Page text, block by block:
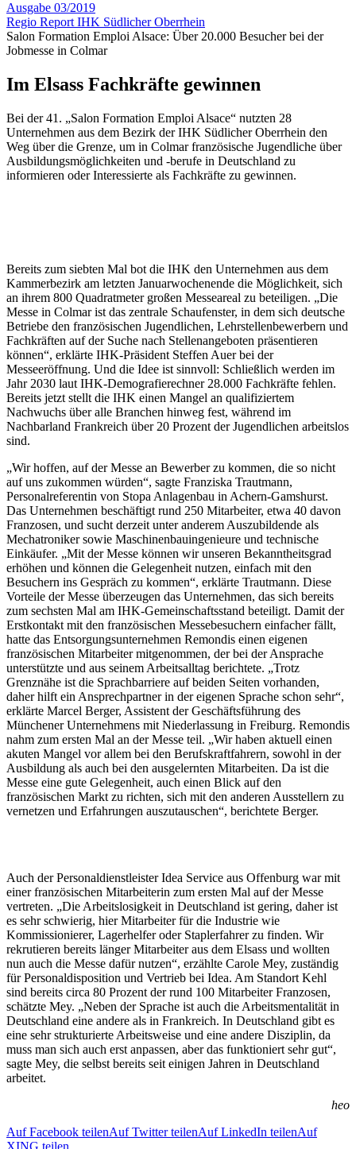
Ausgabe 03/2019
Regio Report IHK Südlicher Oberrhein
Salon Formation Emploi Alsace: Über 20.000 Besucher bei der
Jobmesse in Colmar
Im Elsass Fachkräfte gewinnen
Bei der 41. „Salon Formation Emploi Alsace“ nutzten 28
Unternehmen aus dem Bezirk der IHK Südlicher Oberrhein den
Weg über die Grenze, um in Colmar französische Jugendliche über
Ausbildungsmöglichkeiten und -berufe in Deutschland zu
informieren oder Interessierte als Fachkräfte zu gewinnen.
Bereits zum siebten Mal bot die IHK den Unternehmen aus dem
Kammerbezirk am letzten Januarwochenende die Möglichkeit, sich
an ihrem 800 Quadratmeter großen Messeareal zu beteiligen. „Die
Messe in Colmar ist das zentrale Schaufenster, in dem sich deutsche
Betriebe den französischen Jugendlichen, Lehrstellenbewerbern und
Fachkräften auf der Suche nach Stellenangeboten präsentieren
können“, erklärte IHK-Präsident Steffen Auer bei der
Messeeröffnung. Und die Idee ist sinnvoll: Schließlich werden im
Jahr 2030 laut IHK-Demografierechner 28.000 Fachkräfte fehlen.
Bereits jetzt stellt die IHK einen Mangel an qualifiziertem
Nachwuchs über alle Branchen hinweg fest, während im
Nachbarland Frankreich über 20 Prozent der Jugendlichen arbeitslos
sind.
„Wir hoffen, auf der Messe an Bewerber zu kommen, die so nicht
auf uns zukommen würden“, sagte Franziska Trautmann,
Personalreferentin von Stopa Anlagenbau in Achern-Gamshurst.
Das Unternehmen beschäftigt rund 250 Mitarbeiter, etwa 40 davon
Franzosen, und sucht derzeit unter anderem Auszubildende als
Mechatroniker sowie Maschinenbauingenieure und technische
Einkäufer. „Mit der Messe können wir unseren Bekanntheitsgrad
erhöhen und können die Gelegenheit nutzen, einfach mit den
Besuchern ins Gespräch zu kommen“, erklärte Trautmann. Diese
Vorteile der Messe überzeugen das Unternehmen, das sich bereits
zum sechsten Mal am IHK-Gemeinschaftsstand beteiligt. Damit der
Erstkontakt mit den französischen Messebesuchern einfacher fällt,
hatte das Entsorgungsunternehmen Remondis einen eigenen
französischen Mitarbeiter mitgenommen, der bei der Ansprache
unterstützte und aus seinem Arbeitsalltag berichtete. „Trotz
Grenznähe ist die Sprachbarriere auf beiden Seiten vorhanden,
daher hilft ein Ansprechpartner in der eigenen Sprache schon sehr“,
erklärte Marcel Berger, Assistent der Geschäftsführung des
Münchener Unternehmens mit Niederlassung in Freiburg. Remondis
nahm zum ersten Mal an der Messe teil. „Wir haben aktuell einen
akuten Mangel vor allem bei den Berufskraftfahrern, sowohl in der
Ausbildung als auch bei den ausgelernten Mitarbeiten. Da ist die
Messe eine gute Gelegenheit, auch einen Blick auf den
französischen Markt zu richten, sich mit den anderen Ausstellern zu
vernetzen und Erfahrungen auszutauschen“, berichtete Berger.
Auch der Personaldienstleister Idea Service aus Offenburg war mit
einer französischen Mitarbeiterin zum ersten Mal auf der Messe
vertreten. „Die Arbeitslosigkeit in Deutschland ist gering, daher ist
es sehr schwierig, hier Mitarbeiter für die Industrie wie
Kommissionierer, Lagerhelfer oder Staplerfahrer zu finden. Wir
rekrutieren bereits länger Mitarbeiter aus dem Elsass und wollten
nun auch die Messe dafür nutzen“, erzählte Carole Mey, zuständig
für Personaldisposition und Vertrieb bei Idea. Am Standort Kehl
sind bereits circa 80 Prozent der rund 100 Mitarbeiter Franzosen,
schätzte Mey. „Neben der Sprache ist auch die Arbeitsmentalität in
Deutschland eine andere als in Frankreich. In Deutschland gibt es
eine sehr strukturierte Arbeitsweise und eine andere Disziplin, da
muss man sich auch erst anpassen, aber das funktioniert sehr gut“,
sagte Mey, die selbst bereits seit einigen Jahren in Deutschland
arbeitet.
heo
Auf Facebook teilenAuf Twitter teilenAuf LinkedIn teilenAuf
XING teilen